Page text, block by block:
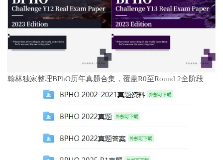
翰林独家整理BPhO历年真题合集，覆盖R0至Round 2全阶段